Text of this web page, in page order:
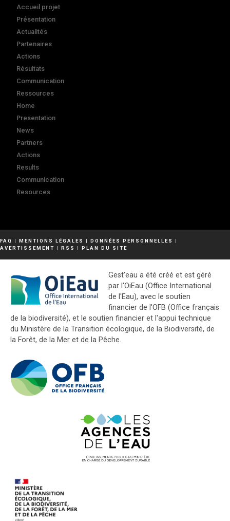
Accueil projet
Présentation
Actualités
Partenaires
Actions
Résultats
Communication
Ressources
Home
Presentation
News
Partners
Actions
Results
Communication
Resources
FAQ | MENTIONS LÉGALES | DONNÉES PERSONNELLES
|
AVERTISSEMENT | RSS | PLAN DU SITE
Gest'eau a été créé et est géré
par l'OiEau (Office International
de l'Eau), avec le soutien
financier de l'OFB (Office français
de la biodiversité), et le soutien financier et l'appui technique
du Ministère de la Transition écologique, de la Biodiversité, de
la Forêt, de la Mer et de la Pêche.